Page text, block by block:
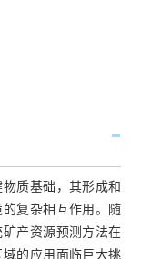
质基础，其形成和
复杂相互作用。随
产资源预测方法在
的应用面临巨大挑